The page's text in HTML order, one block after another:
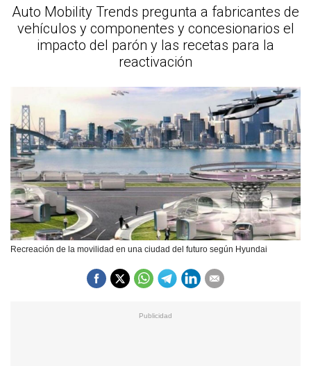
Auto Mobility Trends pregunta a fabricantes de
vehículos y componentes y concesionarios el
impacto del parón y las recetas para la
reactivación
Recreación de la movilidad en una ciudad del futuro según Hyundai